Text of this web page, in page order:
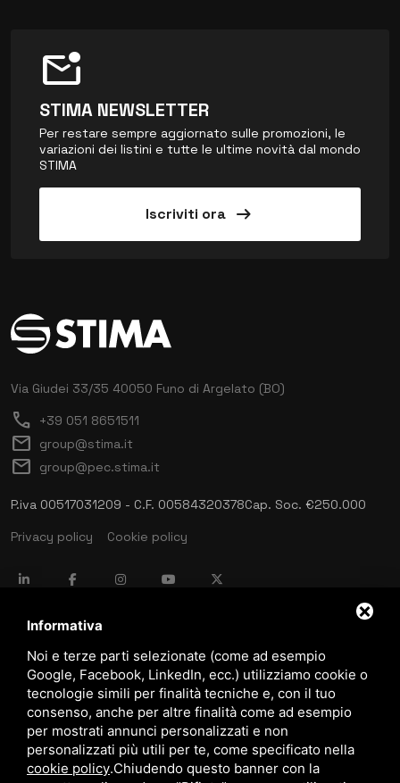
mark_email_unread
STIMA NEWSLETTER
Per restare sempre aggiornato sulle promozioni, le
variazioni dei listini e tutte le ultime novità dal mondo
STIMA
Iscriviti ora arrow_right_alt
Via Giudei 33/35 40050 Funo di Argelato (BO)
call +39 051 8651511
mail group@stima.it
mail group@pec.stima.it
P.iva 00517031209 - C.F. 00584320378Cap. Soc. €250.000
Privacy policy
Cookie policy
language ITALIANO
download Catalogo Stima
download Politica qualità e sicurezza
Informativa
Noi e terze parti selezionate (come ad esempio
Google, Facebook, LinkedIn, ecc.) utilizziamo cookie o
tecnologie simili per finalità tecniche e, con il tuo
consenso, anche per altre finalità come ad esempio
per mostrati annunci personalizzati e non
personalizzati più utili per te, come specificato nella
cookie policy.Chiudendo questo banner con la